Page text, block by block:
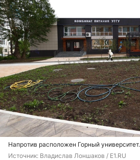
Напротив расположен Горный университет.
Источник: Владислав Лоншаков / E1.RU